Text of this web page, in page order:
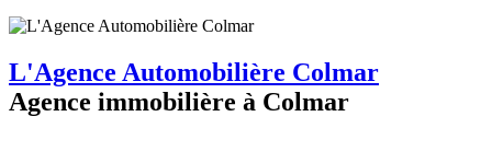
L'Agence Automobilière Colmar
Agence immobilière à Colmar